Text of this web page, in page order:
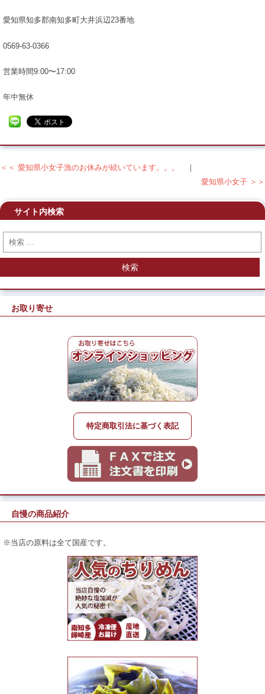
愛知県知多郡南知多町大井浜辺23番地
0569-63-0366
営業時間9:00〜17:00
年中無休
投稿ナビゲーション
＜＜ 愛知県小女子漁のお休みが続いています。。。
｜
愛知県小女子 ＞＞
サイト内検索
検索
お取り寄せ
特定商取引法に基づく表記
自慢の商品紹介
※当店の原料は全て国産です。